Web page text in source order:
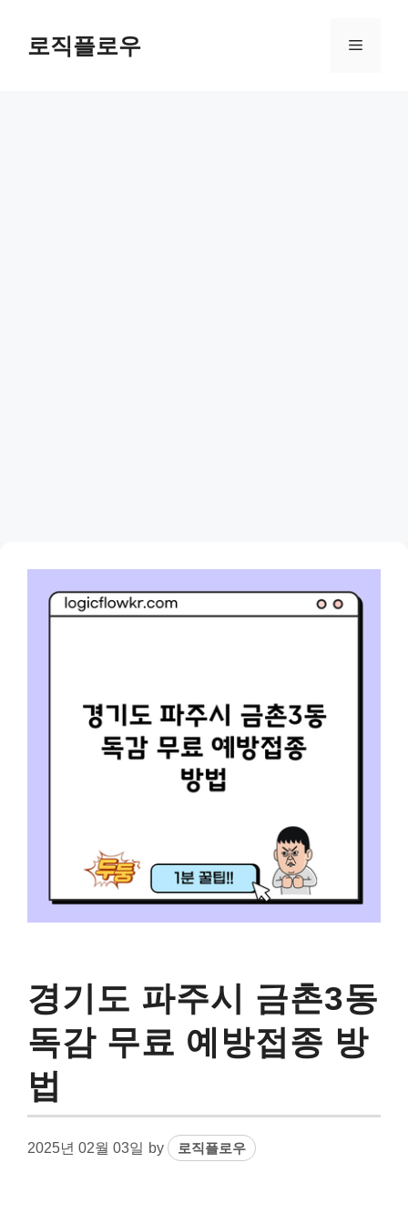
content로직플로우 Menu
경기도 파주시 금촌3동
독감 무료 예방접종 방
법
2025년 02월 03일 by 로직플로우